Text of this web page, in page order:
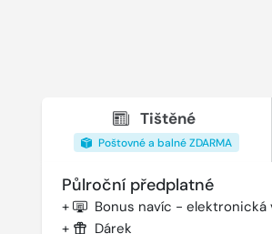
Tištěné
Poštovné a balné ZDARMA
Půlroční předplatné
+ Bonus navíc - elektronická
+ Dárek